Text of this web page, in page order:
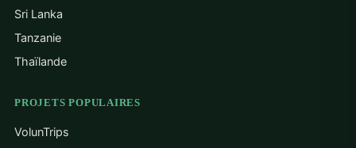
Sri Lanka
Tanzanie
Thaïlande
PROJETS POPULAIRES
VolunTrips